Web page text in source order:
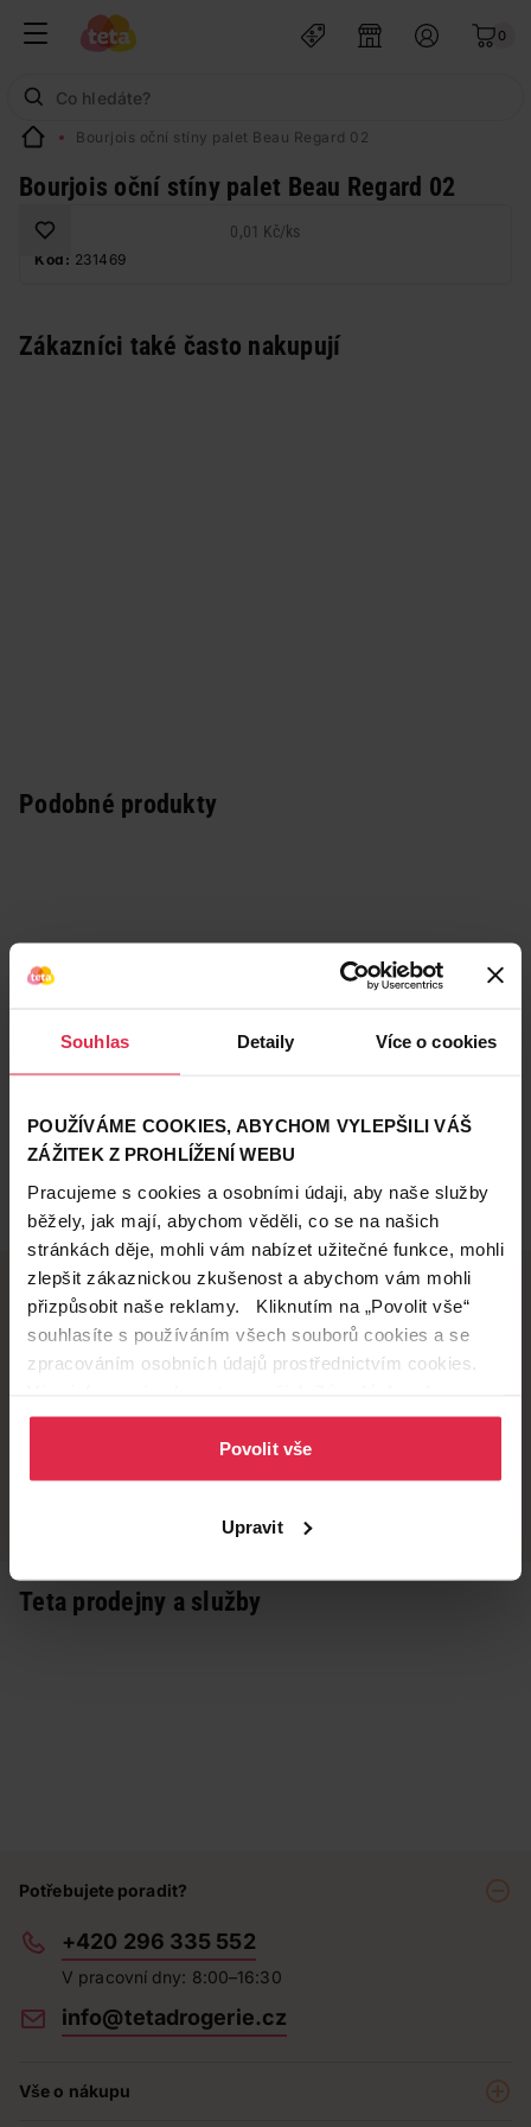
Souhlas Detaily Více o cookies
POUŽÍVÁME COOKIES, ABYCHOM VYLEPŠILI VÁŠ
ZÁŽITEK Z PROHLÍŽENÍ WEBU
Pracujeme s cookies a osobními údaji, aby naše služby
běžely, jak mají, abychom věděli, co se na našich
stránkách děje, mohli vám nabízet užitečné funkce, mohli
zlepšit zákaznickou zkušenost a abychom vám mohli
přizpůsobit naše reklamy. Kliknutím na „Povolit vše“
souhlasíte s používáním všech souborů cookies a se
zpracováním osobních údajů prostřednictvím cookies.
osobních údajů.
Povolit vše
Upravit
0
Bourjois oční stíny palet Beau Regard 02
Bourjois oční stíny palet Beau Regard 02
0,01 Kč/ks
Kód: 231469
Zákazníci také často nakupují
Podobné produkty
Doručení zdarma
při nákupu nad 1 200 Kč
Věrnostní slevy
ušetřete s Teta klubem
Vyzvednutí na
Široká síť prodejen
Teta prodejny a služby
Potřebujete poradit?
+420 296 335 552
V pracovní dny: 8:00–16:30
info@tetadrogerie.cz
Vše o nákupu